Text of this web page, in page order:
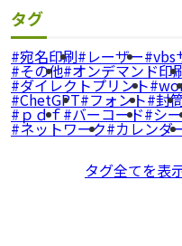
タグ
宛名印刷 レーザー vbs
その他 オンデマンド印
ダイレクトプリント
ChetGPT フォント 封
ｐｄｆ バーコード シ
ネットワーク カレンダ
タグ全てを表